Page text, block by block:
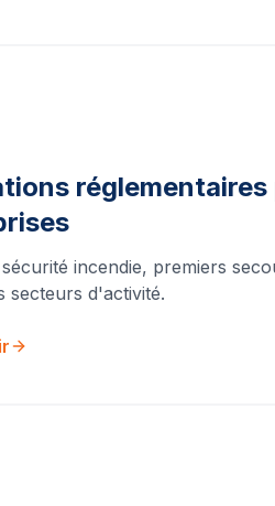
incendie, premiers
secteurs d'activité.